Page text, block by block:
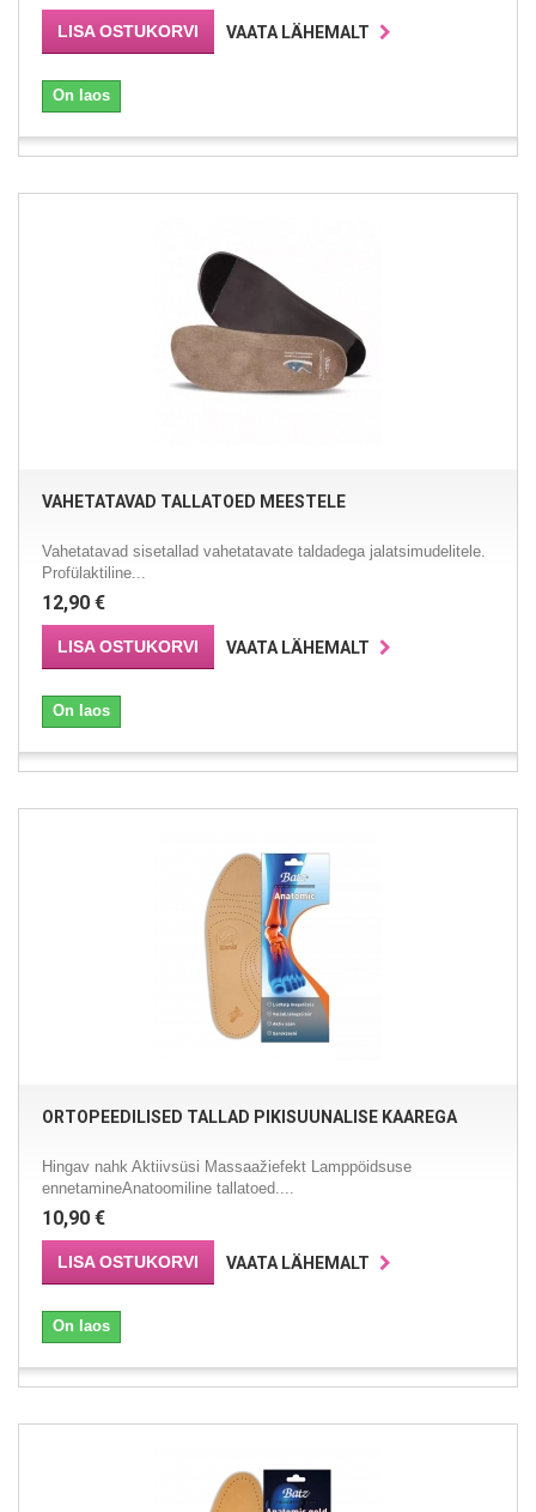
LISA OSTUKORVI VAATA LÄHEMALT
On laos
VAHETATAVAD TALLATOED MEESTELE
Vahetatavad sisetallad vahetatavate taldadega jalatsimudelitele.
Profülaktiline...
12,90 €
LISA OSTUKORVI VAATA LÄHEMALT
On laos
ORTOPEEDILISED TALLAD PIKISUUNALISE KAAREGA
Hingav nahk Aktiivsüsi Massaažiefekt Lamppöidsuse
ennetamineAnatoomiline tallatoed....
10,90 €
LISA OSTUKORVI VAATA LÄHEMALT
On laos